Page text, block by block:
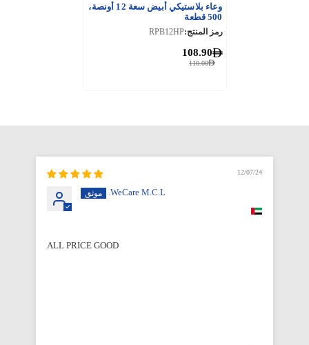
وعاء بلاستيكي أبيض سعة 12 أونصة،
500 قطعة
رمز المنتج:RPB12HP
110.00
108.90
12/07/24
WeCare M.C.L.
ALL PRICE GOOD